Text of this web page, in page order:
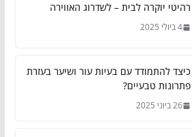
רהיטי יוקרה לבית – לשדרוג האווירה
4 ביולי 2025
כיצד להתמודד עם בעיות עור ושיער בעזרת
פתרונות טבעיים?
26 ביוני 2025